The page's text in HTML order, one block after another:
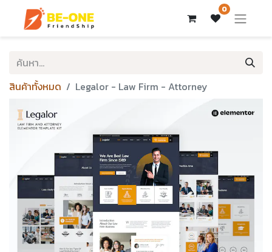
0
สินค้าทั้งหมด Legalor - Law Firm - Attorney